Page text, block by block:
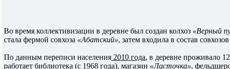
Во время коллективизации в деревне был создан колхоз «Верный
стала фермой совхоза «Абатский», затем входила в состав совхозов
По данным переписи населения 2010 года, в деревне проживало
работает библиотека (с 1968 года), магазин «Ласточка»,